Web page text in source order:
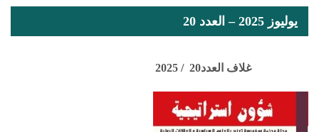
يوليوز 2025 – العدد 20
غلاف العدد20 / 2025